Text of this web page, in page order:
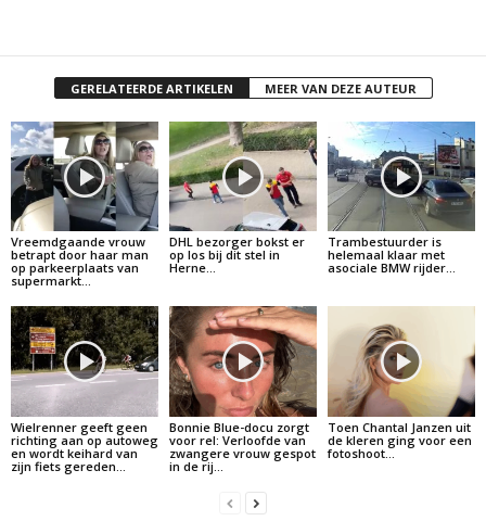
GERELATEERDE ARTIKELEN MEER VAN DEZE AUTEUR
Vreemdgaande vrouw
betrapt door haar man
op parkeerplaats van
supermarkt…
DHL bezorger bokst er
op los bij dit stel in
Herne…
Trambestuurder is
helemaal klaar met
asociale BMW rijder…
Wielrenner geeft geen
richting aan op autoweg
en wordt keihard van
zijn fiets gereden…
Bonnie Blue-docu zorgt
voor rel: Verloofde van
zwangere vrouw gespot
in de rij…
Toen Chantal Janzen uit
de kleren ging voor een
fotoshoot…